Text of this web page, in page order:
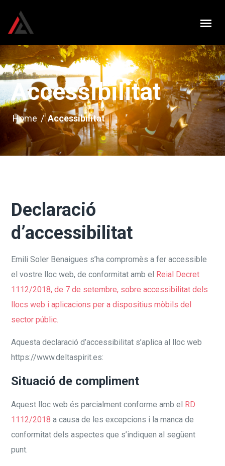
Accessibilitat
Home /Accessibilitat
Declaració
d’accessibilitat
Emili Soler Benaigues s’ha compromès a fer accessible
el vostre lloc web, de conformitat amb el Reial Decret
1112/2018, de 7 de setembre, sobre accessibilitat dels
llocs web i aplicacions per a dispositius mòbils del
sector públic.
Aquesta declaració d’accessibilitat s’aplica al lloc web
https://www.deltaspirit.es:
Situació de compliment
Aquest lloc web és parcialment conforme amb el RD
1112/2018 a causa de les excepcions i la manca de
conformitat dels aspectes que s’indiquen al següent
punt.